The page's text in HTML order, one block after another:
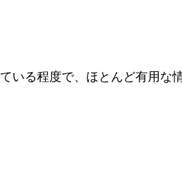
いる程度で、ほとんど有用な